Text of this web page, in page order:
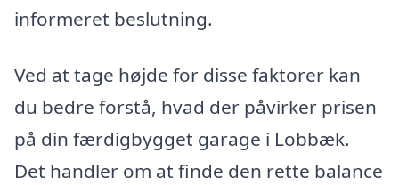
informeret beslutning.
Ved at tage højde for disse faktorer kan
du bedre forstå, hvad der påvirker prisen
på din færdigbygget garage i Lobbæk.
Det handler om at finde den rette balance